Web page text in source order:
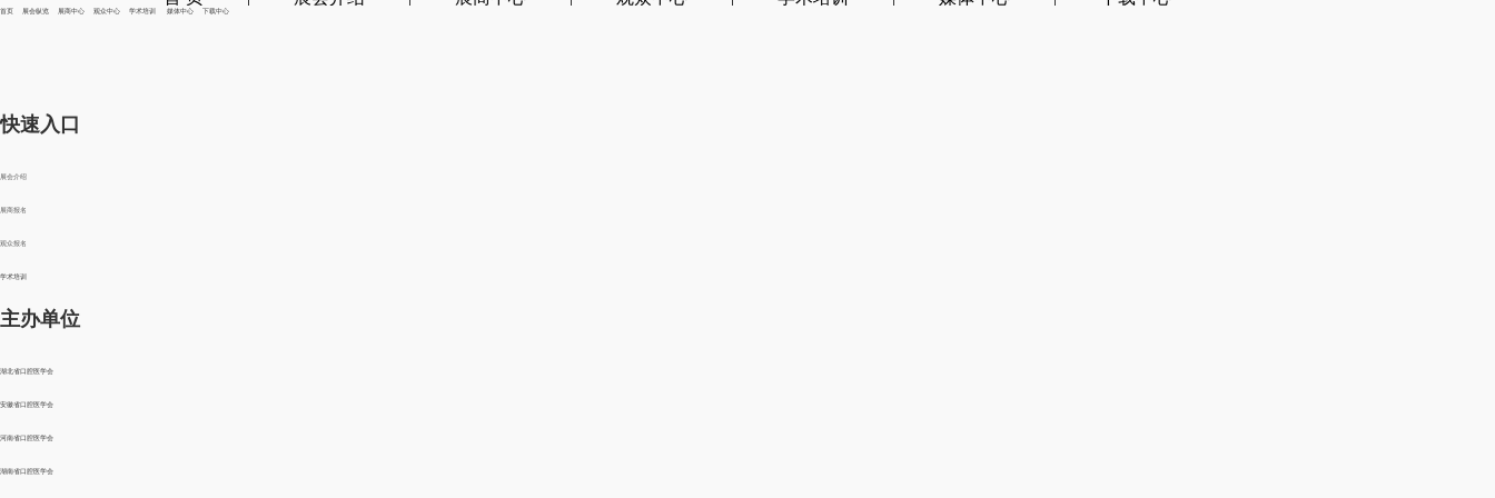
首页 展会纵览 展商中心 观众中心 学术培训 媒体中心 下载中心
快速入口
展会介绍
展商报名
观众报名
学术培训
主办单位
湖北省口腔医学会
安徽省口腔医学会
河南省口腔医学会
湖南省口腔医学会